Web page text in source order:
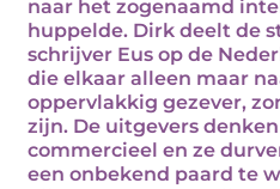
naar het zogenaamd
huppelde. Dirk deelt de
schrijver Eus op de
die elkaar alleen maar
oppervlakkig gezever,
zijn. De uitgevers
commercieel en ze
een onbekend paard te